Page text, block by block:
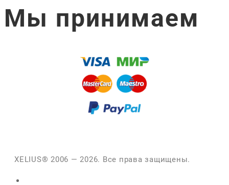
Мы принимаем
XELIUS® 2006 — 2026. Все права защищены.